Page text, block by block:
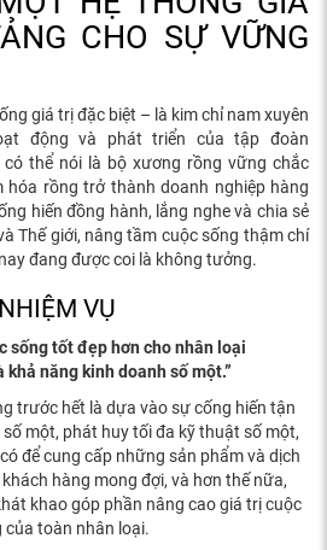
CHO SỰ VỮNG
giá trị đặc biệt – là kim chỉ nam xuyên
động và phát triển của tập đoàn
có thể nói là bộ xương rồng vững chắc
rồng trở thành doanh nghiệp hàng
hiến đồng hành, lắng nghe và chia sẻ
Thế giới, nâng tầm cuộc sống thậm chí
đang được coi là không tưởng.
NHIỆM VỤ
sống tốt đẹp hơn cho nhân loại
khả năng kinh doanh số một.”
trước hết là dựa vào sự cống hiến tận
một, phát huy tối đa kỹ thuật số một,
để cung cấp những sản phẩm và dịch
hàng mong đợi, và hơn thế nữa,
khao góp phần nâng cao giá trị cuộc
của toàn nhân loại.